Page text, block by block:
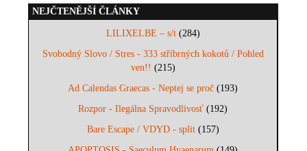
NEJČTENĚJŠÍ ČLÁNKY
LILIXELBE – s/t(284)
Svobodný Slovo / Stres - 333 stříbrných kokotů / Pohled
ven!! (215)
Ad Calendas Graecas - Neptej se proč (193)
Rozpor - Ilegálna Spravodlivosť (192)
Bare Escape / VDYD - split(157)